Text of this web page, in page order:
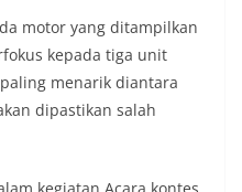
dan memasang
depan rumah masing-
Ini adalah bentuk
terhadap
yang telah merebut
Muliyadi Suraukur saat
kondisi bendera yang
motor yang ditampilkan
kepada tiga unit
menarik diantara
dipastikan salah